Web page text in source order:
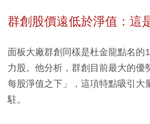
群創股價遠低於淨值：這
面板大廠群創同樣是杜金龍點名的
力股。他分析，群創目前最大的優
每股淨值之下」，這項特點吸引大
駐。